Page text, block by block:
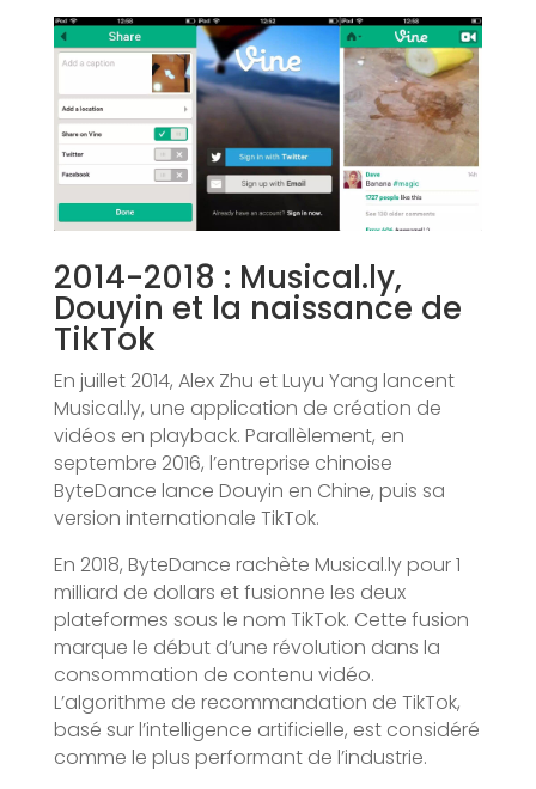
2014-2018 : Musical.ly,
Douyin et la naissance de
TikTok
En juillet 2014, Alex Zhu et Luyu Yang lancent
Musical.ly, une application de création de
vidéos en playback. Parallèlement, en
septembre 2016, l’entreprise chinoise
ByteDance lance Douyin en Chine, puis sa
version internationale TikTok.
En 2018, ByteDance rachète Musical.ly pour 1
milliard de dollars et fusionne les deux
plateformes sous le nom TikTok. Cette fusion
marque le début d’une révolution dans la
consommation de contenu vidéo.
L’algorithme de recommandation de TikTok,
basé sur l’intelligence artificielle, est considéré
comme le plus performant de l’industrie.